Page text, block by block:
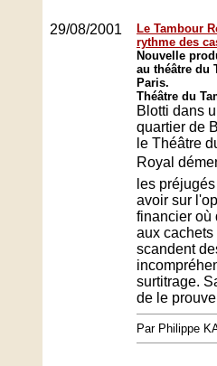
29/08/2001
Le Tambour
rythme des
Nouvelle
au théâtre du
Paris.
Théâtre du
Blotti dans
quartier de
le Théâtre
Royal
les
avoir sur
financier où
aux
scandent
surtitrage.
de le
Par Philippe